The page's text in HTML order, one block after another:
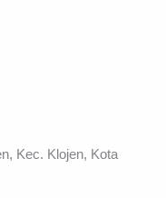
Kec. Klojen, Kota